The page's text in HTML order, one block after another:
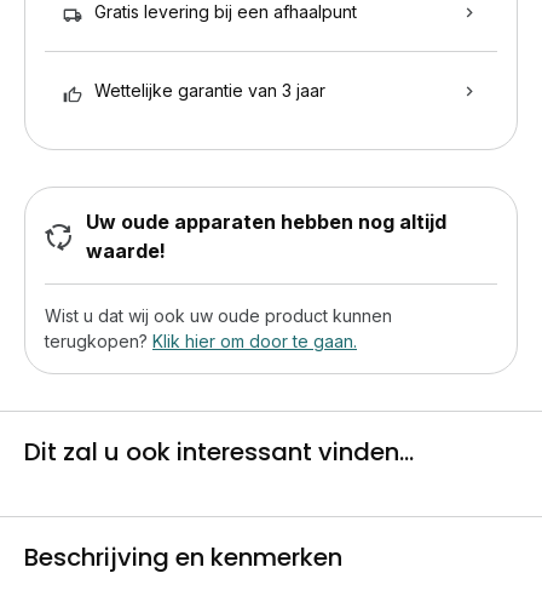
Gratis levering bij een afhaalpunt
Wettelijke garantie van 3 jaar
Uw oude apparaten hebben nog altijd
waarde!
Wist u dat wij ook uw oude product kunnen
terugkopen? Klik hier om door te gaan.
Dit zal u ook interessant vinden...
Beschrijving en kenmerken